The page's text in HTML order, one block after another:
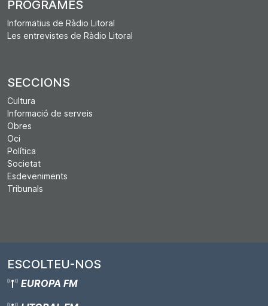
PROGRAMES
Informatius de Ràdio Litoral
Les entrevistes de Ràdio Litoral
SECCIONS
Cultura
Informació de serveis
Obres
Oci
Política
Societat
Esdeveniments
Tribunals
ESCOLTEU-NOS
EUROPA FM